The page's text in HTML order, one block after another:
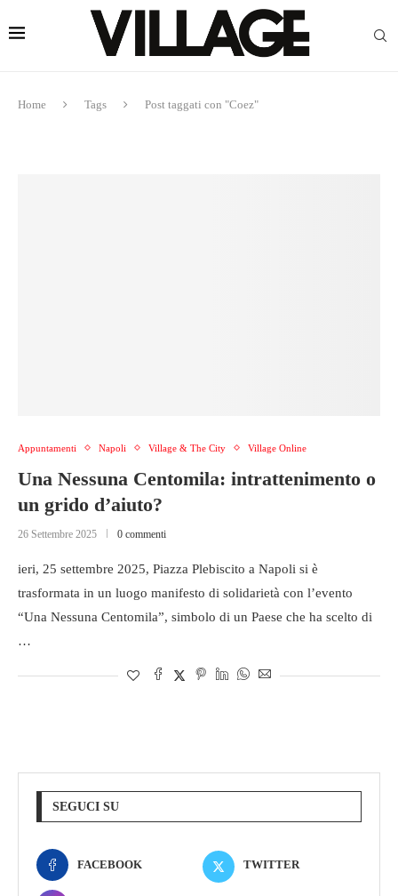
Home Tags Post taggati con "Coez"
Appuntamenti Napoli Village & The City Village Online
Una Nessuna Centomila: intrattenimento o
un grido d’aiuto?
26 Settembre 2025 0 commenti
ieri, 25 settembre 2025, Piazza Plebiscito a Napoli si è
trasformata in un luogo manifesto di solidarietà con l’evento
“Una Nessuna Centomila”, simbolo di un Paese che ha scelto di
…
SEGUCI SU
FACEBOOK TWITTER